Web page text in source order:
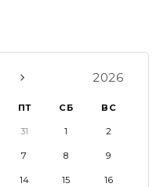
2026
ПТ СБ ВС
31 1 2
7 8 9
14 15 16